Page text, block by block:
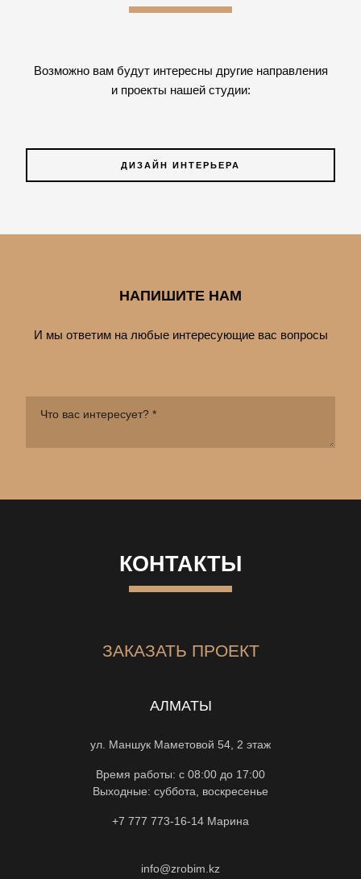
Возможно вам будут интересны другие направления
и проекты нашей студии:
ДИЗАЙН ИНТЕРЬЕРА
НАПИШИТЕ НАМ
И мы ответим на любые интересующие вас вопросы
КОНТАКТЫ
ЗАКАЗАТЬ ПРОЕКТ
АЛМАТЫ
ул. Маншук Маметовой 54, 2 этаж
Время работы: с 08:00 до 17:00
Выходные: суббота, воскресенье
+7 777 773-16-14 Марина
info@zrobim.kz